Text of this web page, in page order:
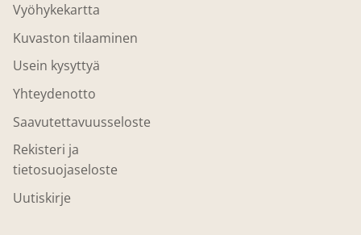
Vyöhykekartta
Kuvaston tilaaminen
Usein kysyttyä
Yhteydenotto
Saavutettavuusseloste
Rekisteri ja
tietosuojaseloste
Uutiskirje